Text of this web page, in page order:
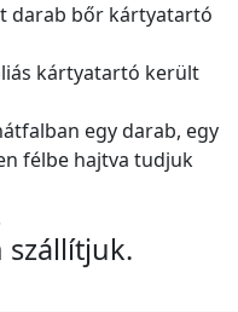
darab bőr kártyatartó
kártyatartó került
egy darab, egy
félbe hajtva tudjuk
szállítjuk.